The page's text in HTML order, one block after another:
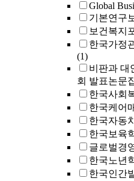
Global
기본연구
보건복지
한국가정
(1)
비판과 대
회 발표논문
한국사회
한국케어
한국자동
한국보육
글로벌경
한국노년
한국인간